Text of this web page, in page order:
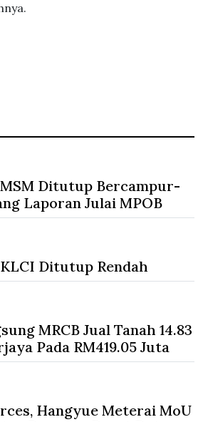
Ditutup Bercampur-
Laporan Julai MPOB
Ditutup Rendah
MRCB Jual Tanah 14.83
Pada RM419.05 Juta
Hangyue Meterai MoU